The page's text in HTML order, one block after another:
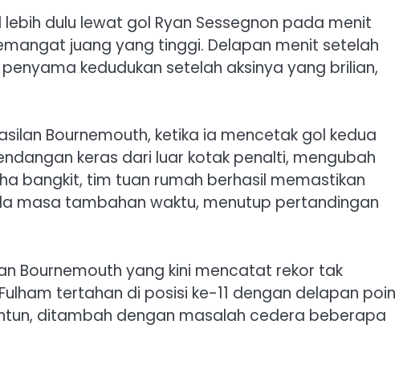
dulu lewat gol Ryan Sessegnon pada menit
juang yang tinggi. Delapan menit setelah
kedudukan setelah aksinya yang brilian,
Bournemouth, ketika ia mencetak gol kedua
keras dari luar kotak penalti, mengubah
bangkit, tim tuan rumah berhasil memastikan
masa tambahan waktu, menutup pertandingan
Bournemouth yang kini mencatat rekor tak
tertahan di posisi ke-11 dengan delapan poin
ditambah dengan masalah cedera beberapa